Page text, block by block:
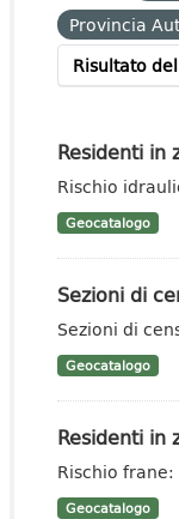
Provincia
Risultato
Residenti in
Rischio
Geocatalogo
Sezioni di
Sezioni di
Geocatalogo
Residenti in
Rischio
Geocatalogo